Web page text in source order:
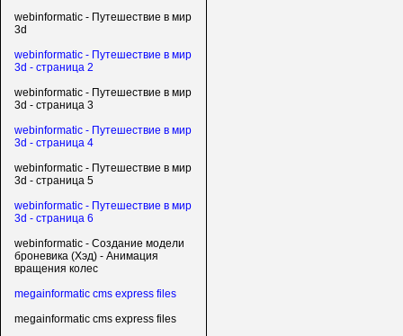
webinformatic - Путешествие в мир
3d
webinformatic - Путешествие в мир
3d - страница 2
webinformatic - Путешествие в мир
3d - страница 3
webinformatic - Путешествие в мир
3d - страница 4
webinformatic - Путешествие в мир
3d - страница 5
webinformatic - Путешествие в мир
3d - страница 6
webinformatic - Создание модели
броневика (Хэд) - Анимация
вращения колес
megainformatic cms express files
megainformatic cms express files